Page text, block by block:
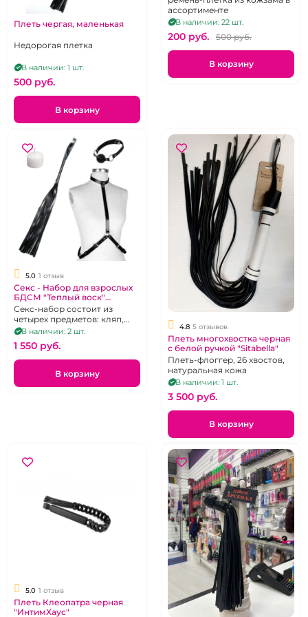
Плеть чергая, маленькая
Недорогая плетка
В наличии: 1 шт.
500 pуб.
В корзину
ассортименте
В наличии: 22 шт.
200 pуб. 500 pуб.
В корзину
5.0 1 отзыв
Секс - Набор для взрослых
БДСМ "Теплый воск"
черный кляп, плеть,
портупея, свеча
Секс-набор состоит из
четырех предметов: кляп,
свеча, плеть из экокожи,
портупея
В наличии: 2 шт.
1 550 pуб.
В корзину
4.8 5 отзывов
Плеть многохвостка черная
с белой ручкой "Sitabella"
Плеть-флоггер, 26 хвостов,
натуральная кожа
В наличии: 1 шт.
3 500 pуб.
В корзину
5.0 1 отзыв
Плеть Клеопатра черная
"ИнтимХаус"